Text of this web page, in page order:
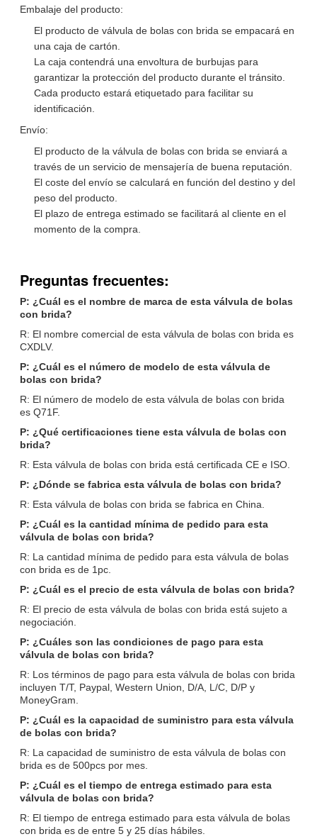
Embalaje del producto:
El producto de válvula de bolas con brida se empacará en
una caja de cartón.
La caja contendrá una envoltura de burbujas para
garantizar la protección del producto durante el tránsito.
Cada producto estará etiquetado para facilitar su
identificación.
Envío:
El producto de la válvula de bolas con brida se enviará a
través de un servicio de mensajería de buena reputación.
El coste del envío se calculará en función del destino y del
peso del producto.
El plazo de entrega estimado se facilitará al cliente en el
momento de la compra.
Preguntas frecuentes:
P: ¿Cuál es el nombre de marca de esta válvula de bolas
con brida?
R: El nombre comercial de esta válvula de bolas con brida es
CXDLV.
P: ¿Cuál es el número de modelo de esta válvula de
bolas con brida?
R: El número de modelo de esta válvula de bolas con brida
es Q71F.
P: ¿Qué certificaciones tiene esta válvula de bolas con
brida?
R: Esta válvula de bolas con brida está certificada CE e ISO.
P: ¿Dónde se fabrica esta válvula de bolas con brida?
R: Esta válvula de bolas con brida se fabrica en China.
P: ¿Cuál es la cantidad mínima de pedido para esta
válvula de bolas con brida?
R: La cantidad mínima de pedido para esta válvula de bolas
con brida es de 1pc.
P: ¿Cuál es el precio de esta válvula de bolas con brida?
R: El precio de esta válvula de bolas con brida está sujeto a
negociación.
P: ¿Cuáles son las condiciones de pago para esta
válvula de bolas con brida?
R: Los términos de pago para esta válvula de bolas con brida
incluyen T/T, Paypal, Western Union, D/A, L/C, D/P y
MoneyGram.
P: ¿Cuál es la capacidad de suministro para esta válvula
de bolas con brida?
R: La capacidad de suministro de esta válvula de bolas con
brida es de 500pcs por mes.
P: ¿Cuál es el tiempo de entrega estimado para esta
válvula de bolas con brida?
R: El tiempo de entrega estimado para esta válvula de bolas
con brida es de entre 5 y 25 días hábiles.